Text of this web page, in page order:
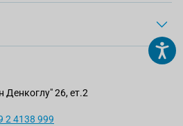
Денкоглу" 26, ет.2
2 4138 999